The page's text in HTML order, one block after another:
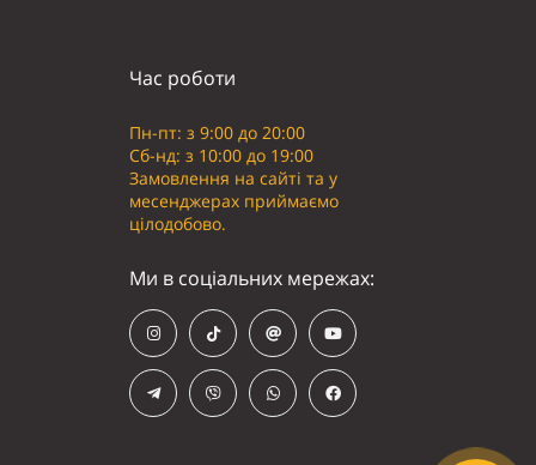
Час роботи
Пн-пт: з 9:00 до 20:00
Сб-нд: з 10:00 до 19:00
Замовлення на сайті та у
месенджерах приймаємо
цілодобово.
Ми в соціальних мережах: